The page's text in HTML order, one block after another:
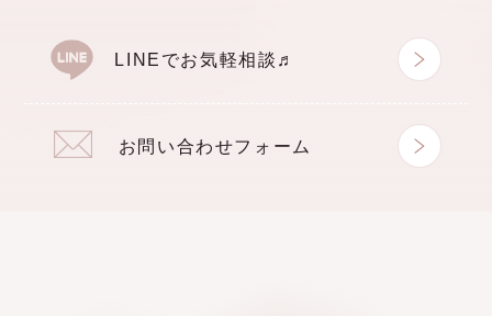
LINEでお気軽相談♬
お問い合わせフォーム